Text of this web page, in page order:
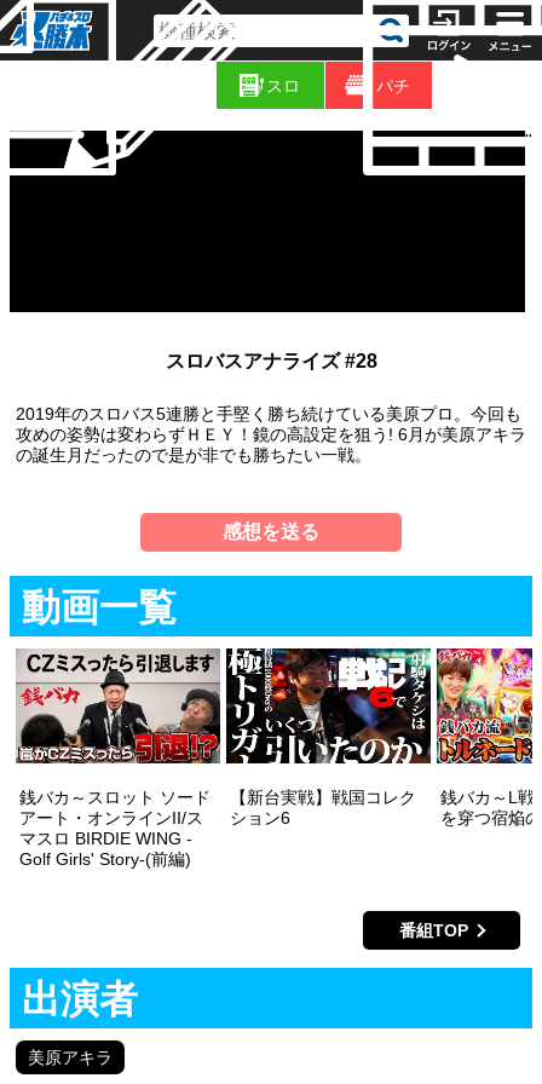
コ
ラ
ム
スロ パチ
"
スロバスアナライズ #28
2019年のスロバス5連勝と手堅く勝ち続けている美原プロ。今回も
攻めの姿勢は変わらずＨＥＹ！鏡の高設定を狙う! 6月が美原アキラ
の誕生月だったので是が非でも勝ちたい一戦。
感想を送る
動画一覧
銭バカ～スロット ソード
アート・オンラインII/ス
マスロ BIRDIE WING -
Golf Girls' Story-(前編)
【新台実戦】戦国コレク
ション6
銭バカ～L戦
を穿つ宿焔
番組TOP
出演者
美原アキラ